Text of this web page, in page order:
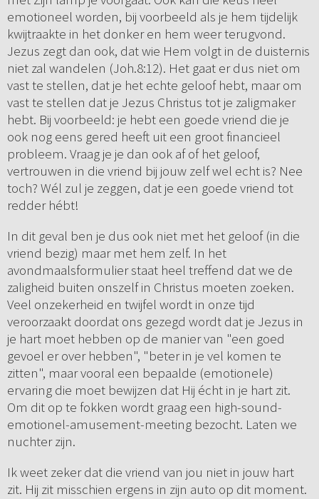
emotioneel worden, bij voorbeeld als je hem tijdelijk
kwijtraakte in het donker en hem weer terugvond.
Jezus zegt dan ook, dat wie Hem volgt in de duisternis
niet zal wandelen (Joh.8:12). Het gaat er dus niet om
vast te stellen, dat je het echte geloof hebt, maar om
vast te stellen dat je Jezus Christus tot je zaligmaker
hebt. Bij voorbeeld: je hebt een goede vriend die je
ook nog eens gered heeft uit een groot financieel
probleem. Vraag je je dan ook af of het geloof,
vertrouwen in die vriend bij jouw zelf wel echt is? Nee
toch? Wél zul je zeggen, dat je een goede vriend tot
redder hébt!
In dit geval ben je dus ook niet met het geloof (in die
vriend bezig) maar met hem zelf. In het
avondmaalsformulier staat heel treffend dat we de
zaligheid buiten onszelf in Christus moeten zoeken.
Veel onzekerheid en twijfel wordt in onze tijd
veroorzaakt doordat ons gezegd wordt dat je Jezus in
je hart moet hebben op de manier van "een goed
gevoel er over hebben", "beter in je vel komen te
zitten", maar vooral een bepaalde (emotionele)
ervaring die moet bewijzen dat Hij écht in je hart zit.
Om dit op te fokken wordt graag een high-sound-
emotionel-amusement-meeting bezocht. Laten we
nuchter zijn.
Ik weet zeker dat die vriend van jou niet in jouw hart
zit. Hij zit misschien ergens in zijn auto op dit moment.